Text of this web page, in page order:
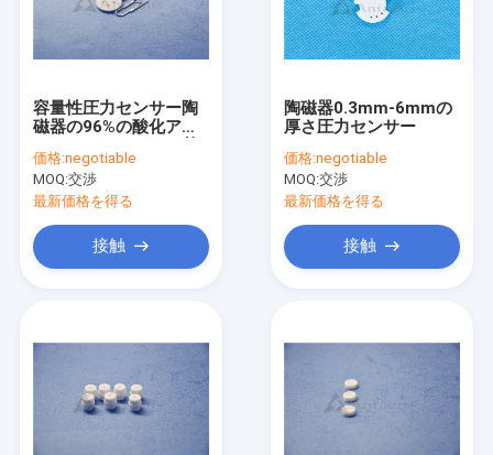
容量性圧力センサー陶
磁器の96%の酸化アル
質
価格:negotiable
MOQ:交渉
最新価格を得る
接触
陶磁器0.3mm-6mmの
厚さ圧力センサー
価格:negotiable
MOQ:交渉
最新価格を得る
接触